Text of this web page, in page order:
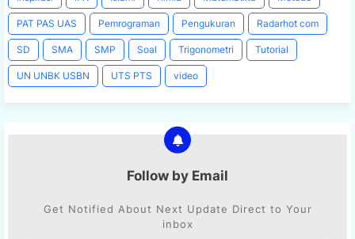
PAT PAS UAS Pemrograman Pengukuran Radarhot com
SD SMA SMP Soal Trigonometri Tutorial
UN UNBK USBN UTS PTS video
Follow by Email
Get Notified About Next Update Direct to Your
inbox